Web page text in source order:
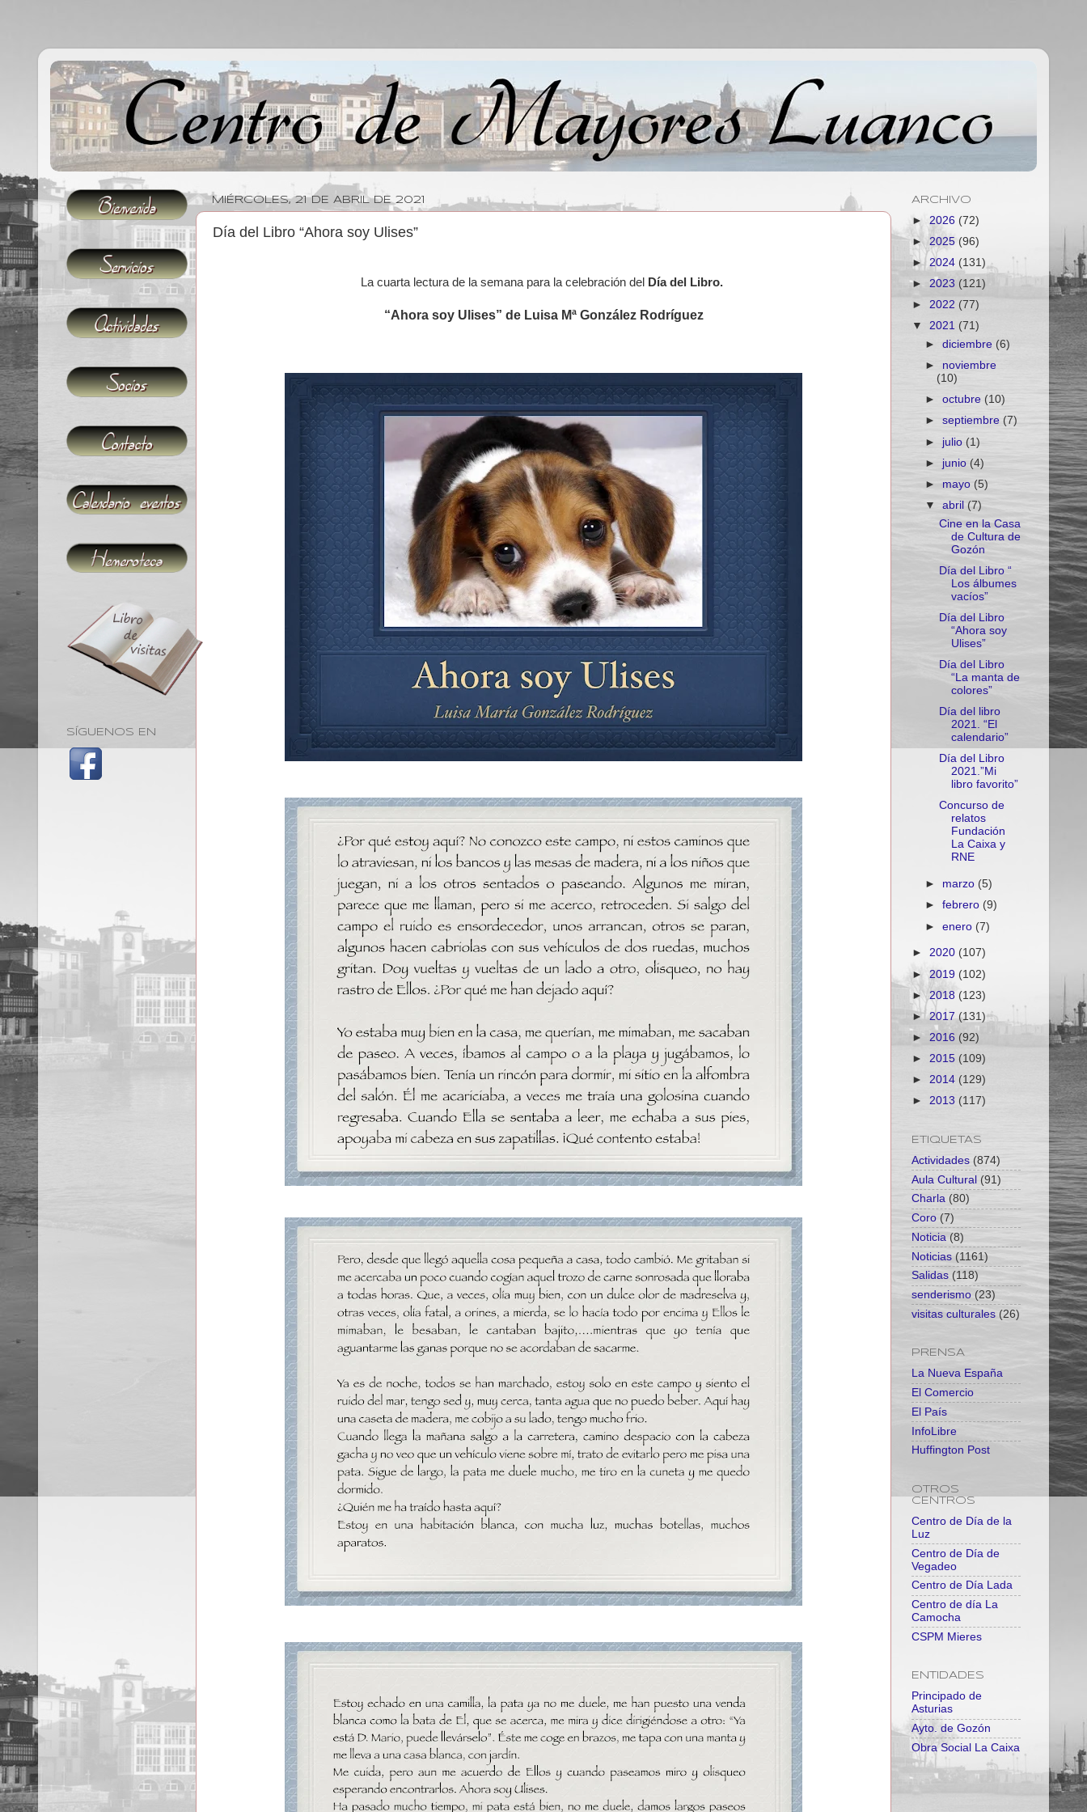
MIÉRCOLES, 21 DE ABRIL DE 2021
Día del Libro “Ahora soy Ulises”
La cuarta lectura de la semana para la celebración del Día del Libro.
“Ahora soy Ulises” de Luisa Mª González Rodríguez
SÍGUENOS EN
ARCHIVO
► 2026 (72)
► 2025 (96)
► 2024 (131)
► 2023 (121)
► 2022 (77)
▼ 2021 (71)
►diciembre (6)
► noviembre
(10)
►octubre (10)
►septiembre (7)
► julio(1)
► junio(4)
► mayo (5)
▼abril (7)
Cine en la Casa
de Cultura de
Gozón
Día del Libro “
Los álbumes
vacíos”
Día del Libro
“Ahora soy
Ulises”
Día del Libro
“La manta de
colores”
Día del libro
2021. “El
calendario”
Día del Libro
2021.”Mi
libro favorito”
Concurso de
relatos
Fundación
La Caixa y
RNE
► marzo (5)
►febrero (9)
►enero (7)
► 2020 (107)
► 2019 (102)
► 2018 (123)
►2017 (131)
► 2016 (92)
► 2015 (109)
► 2014 (129)
► 2013 (117)
ETIQUETAS
Actividades (874)
Aula Cultural (91)
Charla (80)
Coro (7)
Noticia (8)
Noticias (1161)
Salidas (118)
senderismo (23)
visitas culturales (26)
PRENSA
La Nueva España
El Comercio
El País
InfoLibre
Huffington Post
OTROS
CENTROS
Centro de Día de la
Luz
Centro de Día de
Vegadeo
Centro de Día Lada
Centro de día La
Camocha
CSPM Mieres
ENTIDADES
Principado de
Asturias
Ayto. de Gozón
Obra Social La Caixa